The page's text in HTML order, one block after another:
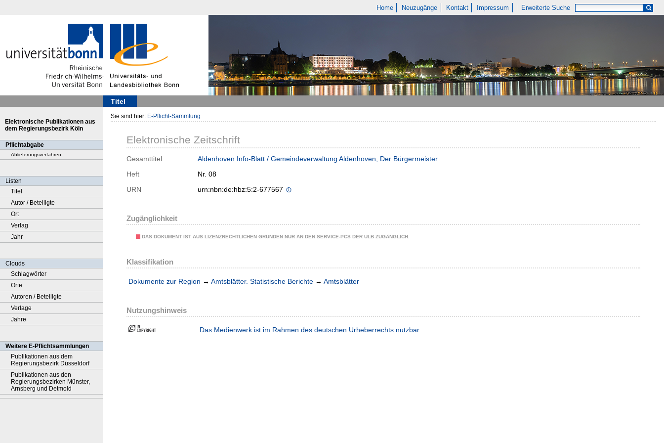
Home Neuzugänge Kontakt Impressum Erweiterte Suche
Titel
Elektronische Publikationen aus
dem Regierungsbezirk Köln
Pflichtabgabe
Ablieferungsverfahren
Listen
Titel
Autor / Beteiligte
Ort
Verlag
Jahr
Clouds
Schlagwörter
Orte
Autoren / Beteiligte
Verlage
Jahre
Weitere E-Pflichtsammlungen
Publikationen aus dem
Regierungsbezirk Düsseldorf
Publikationen aus den
Regierungsbezirken Münster,
Arnsberg und Detmold
Sie sind hier: E-Pflicht-Sammlung
Elektronische Zeitschrift
Gesamttitel
Aldenhoven Info-Blatt / Gemeindeverwaltung Aldenhoven, Der Bürgermeister
Heft
Nr. 08
URN
urn:nbn:de:hbz:5:2-677567
Zugänglichkeit
DAS DOKUMENT IST AUS LIZENZRECHTLICHEN GRÜNDEN NUR AN DEN SERVICE-PCS DER ULB ZUGÄNGLICH.
Klassifikation
Dokumente zur Region → Amtsblätter. Statistische Berichte → Amtsblätter
Nutzungshinweis
Das Medienwerk ist im Rahmen des deutschen Urheberrechts nutzbar.